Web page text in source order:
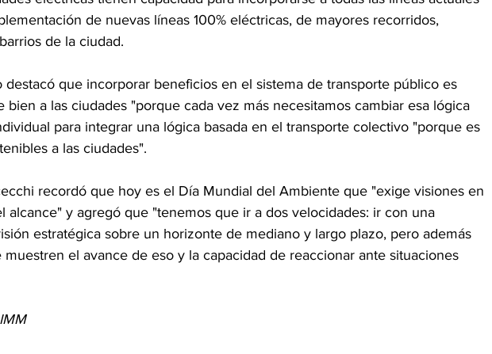
de nuevas líneas 100% eléctricas, de mayores recorridos,
de la ciudad.
destacó que incorporar beneficios en el sistema de transporte público es
bien a las ciudades "porque cada vez más necesitamos cambiar esa lógica
para integrar una lógica basada en el transporte colectivo "porque es
a las ciudades".
recordó que hoy es el Día Mundial del Ambiente que "exige visiones en
alcance" y agregó que "tenemos que ir a dos velocidades: ir con una
estratégica sobre un horizonte de mediano y largo plazo, pero además
el avance de eso y la capacidad de reaccionar ante situaciones